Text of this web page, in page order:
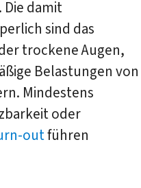
damit
sind das
trockene Augen,
Belastungen von
Mindestens
oder
outführen